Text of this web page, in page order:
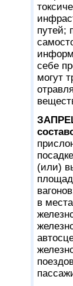
путей;
себе
могут
(или)
в